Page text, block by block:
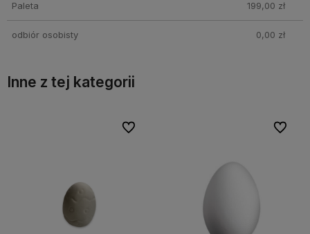
Paleta 199,00 zł
odbiór osobisty 0,00 zł
Inne z tej kategorii
Do ulubionych
Do ulubionych Do
Do